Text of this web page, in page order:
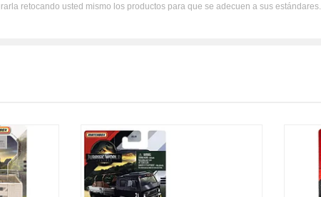
retocando usted mismo los productos para que se adecuen a sus estándares.